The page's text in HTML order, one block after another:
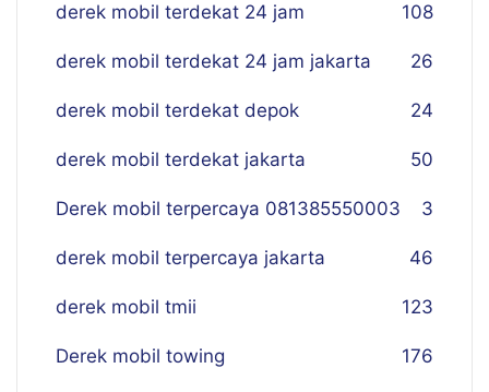
derek mobil terdekat 24 jam 108
derek mobil terdekat 24 jam jakarta 26
derek mobil terdekat depok 24
derek mobil terdekat jakarta 50
Derek mobil terpercaya 081385550003 3
derek mobil terpercaya jakarta 46
derek mobil tmii 123
Derek mobil towing 176